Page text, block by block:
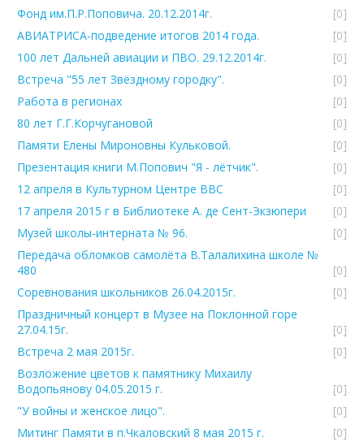
Фонд им.П.Р.Поповича. 20.12.2014г.
[0]
АВИАТРИСА-подведение итогов 2014 года.
[0]
100 лет Дальней авиации и ПВО. 29.12.2014г.
[0]
Встреча "55 лет Звёздному городку".
[0]
Работа в регионах
[0]
80 лет Г.Г.Корчугановой
[0]
Памяти Елены Мироновны Кульковой.
[0]
Презентация книги М.Попович "Я - лётчик".
[0]
12 апреля в Культурном Центре ВВС
[0]
17 апреля 2015 г в Библиотеке А. де Сент-Экзюпери
[0]
Музей школы-интерната № 96.
[0]
Передача обломков самолёта В.Талалихина школе №
480
[0]
Соревнования школьников 26.04.2015г.
[0]
Праздничный концерт в Музее на Поклонной горе
27.04.15г.
[0]
Встреча 2 мая 2015г.
[0]
Возложение цветов к памятнику Михаилу
Водопьянову 04.05.2015 г.
[0]
"У войны и женское лицо".
[0]
Митинг Памяти в п.Чкаловский 8 мая 2015 г.
[0]